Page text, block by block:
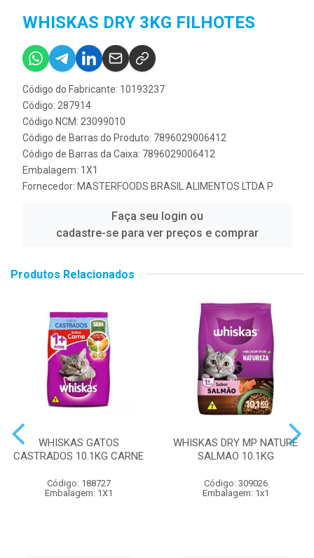
WHISKAS DRY 3KG FILHOTES
Código do Fabricante: 10193237
Código: 287914
Código NCM: 23099010
Código de Barras do Produto: 7896029006412
Código de Barras da Caixa: 7896029006412
Embalagem: 1X1
Fornecedor: MASTERFOODS BRASIL ALIMENTOS LTDA P
Faça seu login ou
cadastre-se para ver preços e comprar
Produtos Relacionados
WHISKAS GATOS
CASTRADOS 10.1KG CARNE
Código: 188727
Embalagem: 1X1
WHISKAS DRY MP NATURE
SALMAO 10.1KG
Código: 309026
Embalagem: 1x1